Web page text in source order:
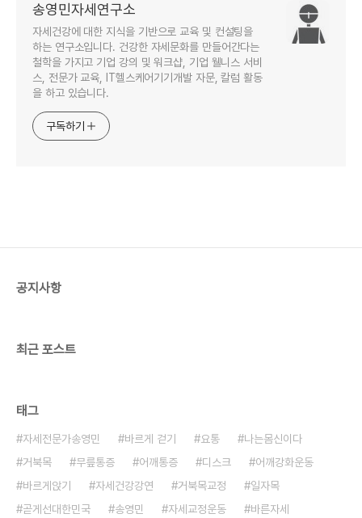
송영민자세연구소
자세건강에 대한 지식을 기반으로 교육 및 컨설팅을
하는 연구소입니다. 건강한 자세문화를 만들어간다는
철학을 가지고 기업 강의 및 워크샵, 기업 웰니스 서비
스, 전문가 교육, IT헬스케어기기개발 자문, 칼럼 활동
을 하고 있습니다.
구독하기
공지사항
최근 포스트
태그
자세전문가송영민 바르게 걷기 요통
나는몸신이다
거북목
무릎통증 어깨통증 디스크
어깨강화운동
바르게앉기
자세건강강연 거북목교정
일자목
곧게선대한민국
송영민 자세교정운동
바른자세